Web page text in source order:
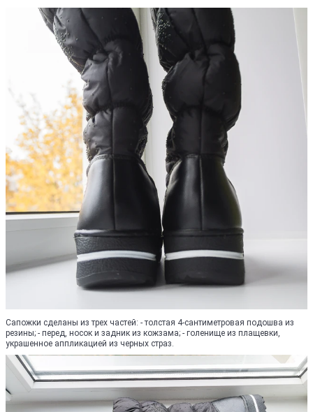
Сапожки сделаны из трех частей: - толстая 4-сантиметровая подошва из
резины; - перед, носок и задник из кожзама; - голенище из плащевки,
украшенное аппликацией из черных страз.